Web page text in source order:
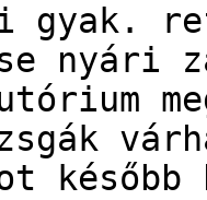
gyak.
nyári